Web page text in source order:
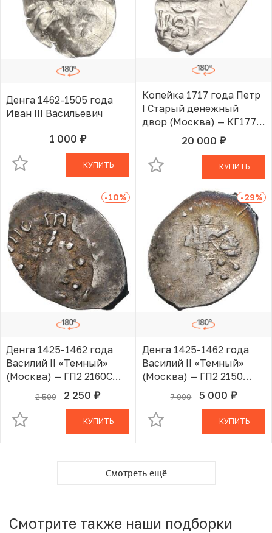
Денга 1462-1505 года
Иван III Васильевич
1 000 руб.
В КОРЗИНЕ
КУПИТЬ
Копейка 1717 года Петр
I Старый денежный
двор (Москва) — КГ1778
(Ст.редк. IX)
20 000 руб.
В КОРЗИНЕ
КУПИТЬ
-10%
Денга 1425-1462 года
Василий II «Темный»
(Москва) — ГП2 2160С
(Ст.редк.VIII)
2 500 2 250 руб.
В КОРЗИНЕ
КУПИТЬ
-29%
Денга 1425-1462 года
Василий II «Темный»
(Москва) — ГП2 2150
(Ст.редк.III)
7 000 5 000 руб.
В КОРЗИНЕ
КУПИТЬ
Смотреть ещё
Смотрите также наши подборки